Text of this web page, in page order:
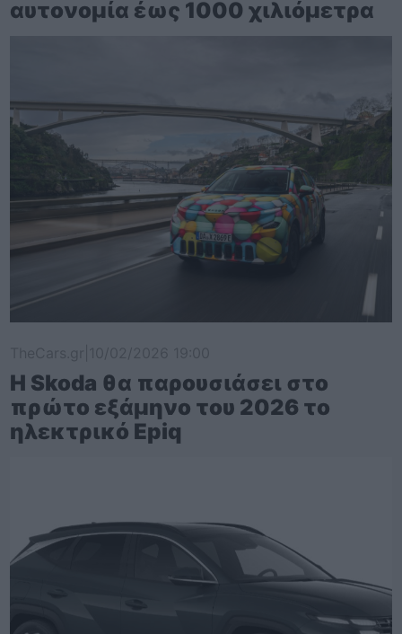
αυτονομία έως 1000 χιλιόμετρα
Η Skoda θα παρουσιάσει στο
πρώτο εξάμηνο του 2026 το
ηλεκτρικό Epiq